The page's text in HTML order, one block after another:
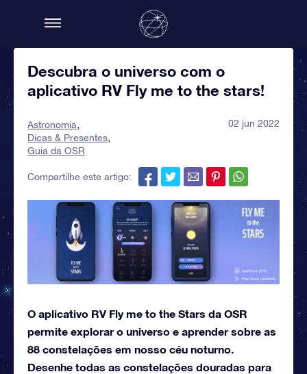
Descubra o universo com o
aplicativo RV Fly me to the stars!
Astronomia
Dicas & Presentes
Guia da OSR
02 jun 2022
Compartilhe este artigo:
O aplicativo RV Fly me to the Stars da OSR
permite explorar o universo e aprender sobre as
88 constelações em nosso céu noturno.
Desenhe todas as constelações douradas para